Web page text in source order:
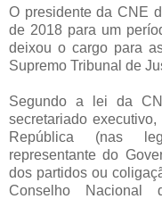
O presidente da CNE
de 2018 para um
deixou o cargo para
Supremo Tribunal de
Segundo a lei da
secretariado
República (nas
representante do
dos partidos ou
Conselho